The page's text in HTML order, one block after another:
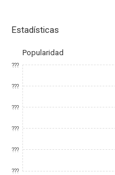
Estadísticas
Popularidad
???
???
???
???
???
???